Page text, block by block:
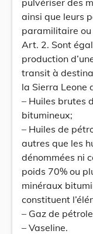
pulvériser des
ainsi que leurs
paramilitaire
Art. 2. Sont
production
transit à
la Sierra Leone
– Huiles brutes
bitumineux;
– Huiles de
autres que les
dénommées ni
poids 70% ou
minéraux
constituent
– Gaz de
– Vaseline.